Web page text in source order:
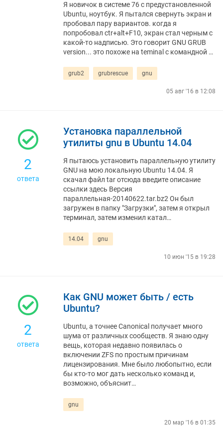
Я новичок в системе 76 с предустановленной
Ubuntu, ноутбук. Я пытался свернуть экран и
пробовал пару вариантов. когда я
попробовал ctr+alt+F10, экран стал черным с
какой-то надписью. Это говорит GNU GRUB
version... это похоже на teminal с командной …
grub2 grubrescue gnu
05 авг '16 в 12:08
2
ответа
Установка параллельной
утилиты gnu в Ubuntu 14.04
Я пытаюсь установить параллельную утилиту
GNU на мою локальную Ubuntu 14.04. Я
скачал файл tar отсюда введите описание
ссылки здесь Версия
параллельная-20140622.tar.bz2 Он был
загружен в папку "Загрузки", затем я открыл
терминал, затем изменил катал…
14.04 gnu
10 июн '15 в 19:28
2
ответа
Как GNU может быть / есть
Ubuntu?
Ubuntu, а точнее Canonical получает много
шума от различных сообществ. Я знаю одну
вещь, которая недавно появилась о
включении ZFS по простым причинам
лицензирования. Мне было любопытно, если
бы кто-то мог дать несколько команд и,
возможно, объяснит…
gnu
20 мар '16 в 01:35